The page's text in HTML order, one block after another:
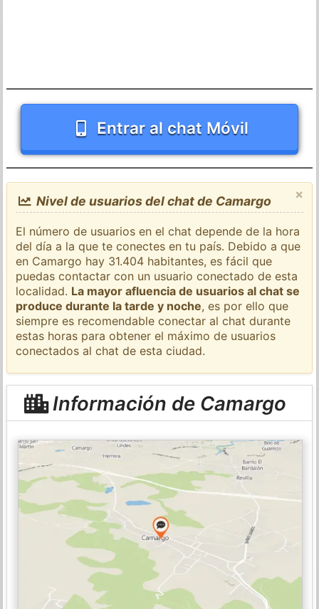
Entrar al chat Móvil
×
Nivel de usuarios del chat de Camargo
El número de usuarios en el chat depende de la hora
del día a la que te conectes en tu país. Debido a que
en Camargo hay 31.404 habitantes, es fácil que
puedas contactar con un usuario conectado de esta
localidad. La mayor afluencia de usuarios al chat se
produce durante la tarde y noche, es por ello que
siempre es recomendable conectar al chat durante
estas horas para obtener el máximo de usuarios
conectados al chat de esta ciudad.
Información de Camargo